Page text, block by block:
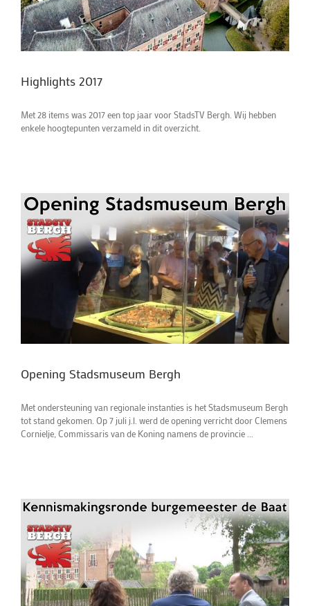
Highlights 2017
Met 28 items was 2017 een top jaar voor StadsTV Bergh. Wij hebben
enkele hoogtepunten verzameld in dit overzicht.
Opening Stadsmuseum Bergh
Met ondersteuning van regionale instanties is het Stadsmuseum Bergh
tot stand gekomen. Op 7 juli j.l. werd de opening verricht door Clemens
Cornielje, Commissaris van de Koning namens de provincie ...